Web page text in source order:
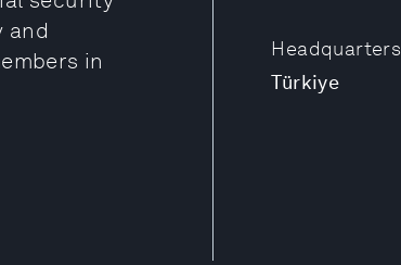
Headquarters
Türkiye
and
in